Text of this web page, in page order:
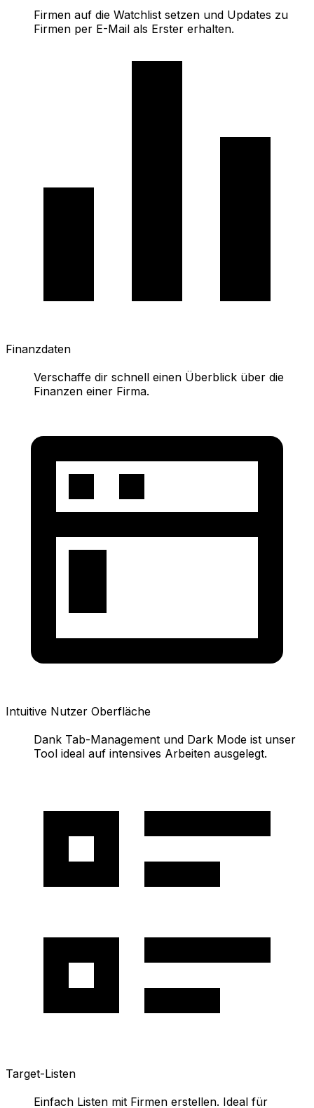
Firmen auf die Watchlist setzen und Updates zu
Firmen per E-Mail als Erster erhalten.
Finanzdaten
Verschaffe dir schnell einen Überblick über die
Finanzen einer Firma.
Intuitive Nutzer Oberfläche
Dank Tab-Management und Dark Mode ist unser
Tool ideal auf intensives Arbeiten ausgelegt.
Target-Listen
Einfach Listen mit Firmen erstellen. Ideal für